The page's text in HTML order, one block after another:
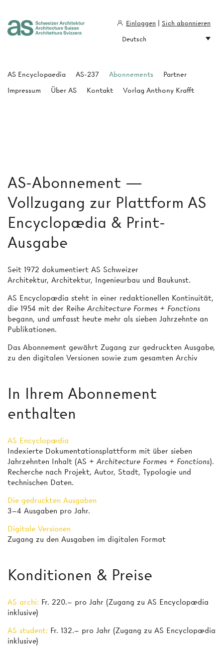
AS-Abonnement —
Vollzugang zur Plattform AS
Encyclopædia & Print-
Ausgabe
Seit 1972 dokumentiert AS Schweizer
Architektur, Architektur, Ingenieurbau und Baukunst.
AS Encyclopædia steht in einer redaktionellen Kontinuität,
die 1954 mit der Reihe Architecture Formes + Fonctions
begann, und umfasst heute mehr als sieben Jahrzehnte an
Publikationen.
Das Abonnement gewährt Zugang zur gedruckten Ausgabe,
zu den digitalen Versionen sowie zum gesamten Archiv
In Ihrem Abonnement
enthalten
AS Encyclopædia
Indexierte Dokumentationsplattform mit über sieben
Jahrzehnten Inhalt (AS + Architecture Formes + Fonctions).
Recherche nach Projekt, Autor, Stadt, Typologie und
technischen Daten.
Die gedruckten Ausgaben
3–4 Ausgaben pro Jahr.
Digitale Versionen
Zugang zu den Ausgaben im digitalen Format
Konditionen & Preise
AS archi: Fr. 220.– pro Jahr (Zugang zu AS Encyclopædia
inklusive)
AS student: Fr. 132.– pro Jahr (Zugang zu AS Encyclopædia
inklusive)
AS Encyclopaedia AS-237 Abonnements
Partner
Impressum
Über AS Kontakt Vorlag Anthony Krafft
Einloggen
Sich abonnieren
Deutsch